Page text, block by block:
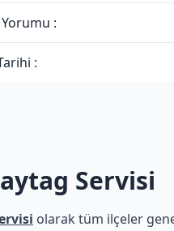
:
:
Servisi
olarak tüm ilçeler